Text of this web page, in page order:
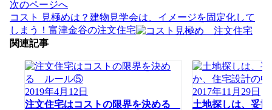
次のページへ
コスト 見極めは？建物見学会は、イメージを固定化して
しまう！富津金谷の注文住宅
関連記事
2019年4月12日
注文住宅はコストの限界を決める
2017年11月29日
土地探しは、妥